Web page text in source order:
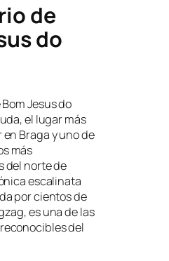
de
do
Jesus do
el lugar más
Braga y uno de
más
del norte de
escalinata
por cientos de
es una de las
del